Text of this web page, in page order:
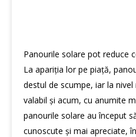
Panourile solare pot reduce
La apariția lor pe piață,
destul de scumpe, iar la
valabil și acum, cu anumite
panourile solare au început
cunoscute și mai apreciate,